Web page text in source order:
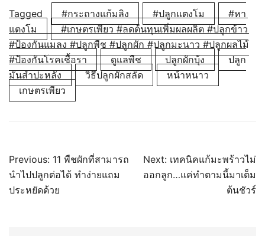
Tagged #กระถางแก้มลิง #ปลูกแตงโม
#หา
แตงโม
#เกษตรเพียว #ลดต้นทุนเพิ่มผลผลิต #ปลูกข้าว
#ป้องกันแมลง #ปลูกพืช #ปลูกผัก #ปลูกมะนาว #ปลูกผลไม้
#ป้องกันโรคเชื้อรา
ดูแลพืช ปลูกผักบุ้ง
ปลูก
มันสำปะหลัง
วิธีปลูกผักสลัด
หน้าหนาว
เกษตรเพียว
แนะแนว
เรื่อง
Previous: 11 พืชผักที่สามารถ
นำไปปลูกต่อได้ ทำง่ายแถม
ประหยัดด้วย
Next: เทคนิคแก้มะพร้าวไม่
ออกลูก…แค่ทำตามนี้มาเต็ม
ต้นชัวร์